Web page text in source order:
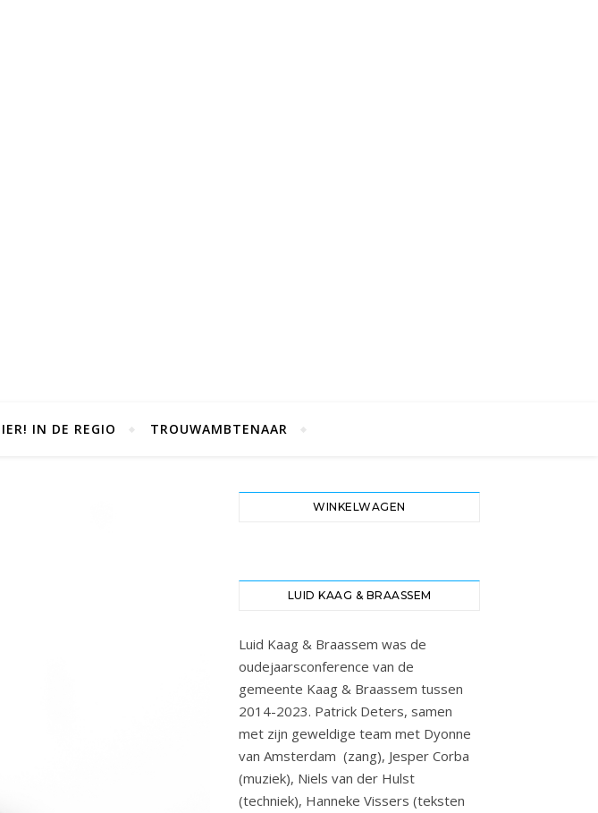
IN DE REGIO TROUWAMBTENAAR
WINKELWAGEN
LUID KAAG & BRAASSEM
Luid Kaag & Braassem was de
oudejaarsconference van de
gemeente Kaag & Braassem tussen
2014-2023. Patrick Deters, samen
met zijn geweldige team met Dyonne
van Amsterdam (zang), Jesper Corba
(muziek), Niels van der Hulst
(techniek), Hanneke Vissers (teksten